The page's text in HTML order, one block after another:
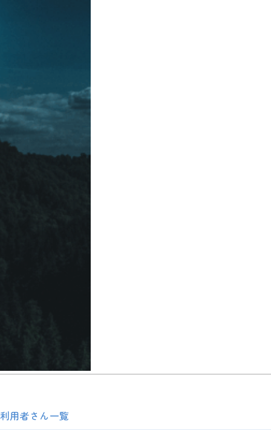
利用者さん一覧